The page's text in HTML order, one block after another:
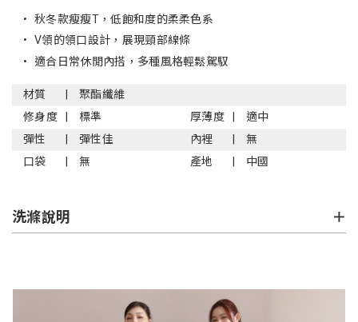
• 秋冬款瘦瘦T，低飽和度的柔柔色系
• V領的領口設計，展現頸部線條
• 適合日常休閒內搭，多種風格輕鬆駕馭
材質
聚酯纖維
修身度
標準 厚薄度
適中
彈性
彈性佳 內裡
無
口袋
無 產地 中國
洗滌說明